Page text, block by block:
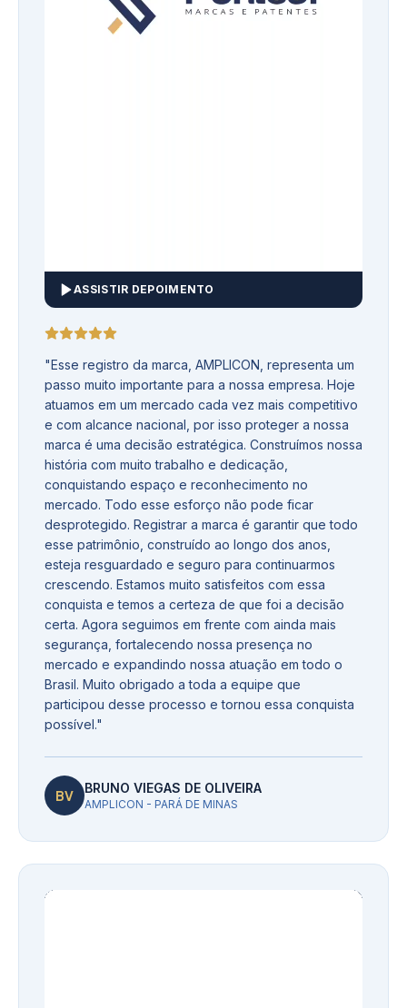
ASSISTIR DEPOIMENTO
"Esse registro da marca, AMPLICON, representa um
passo muito importante para a nossa empresa. Hoje
atuamos em um mercado cada vez mais competitivo
e com alcance nacional, por isso proteger a nossa
marca é uma decisão estratégica. Construímos nossa
história com muito trabalho e dedicação,
conquistando espaço e reconhecimento no
mercado. Todo esse esforço não pode ficar
desprotegido. Registrar a marca é garantir que todo
esse patrimônio, construído ao longo dos anos,
esteja resguardado e seguro para continuarmos
crescendo. Estamos muito satisfeitos com essa
conquista e temos a certeza de que foi a decisão
certa. Agora seguimos em frente com ainda mais
segurança, fortalecendo nossa presença no
mercado e expandindo nossa atuação em todo o
Brasil. Muito obrigado a toda a equipe que
participou desse processo e tornou essa conquista
possível."
BV BRUNO VIEGAS DE OLIVEIRA
AMPLICON - PARÁ DE MINAS